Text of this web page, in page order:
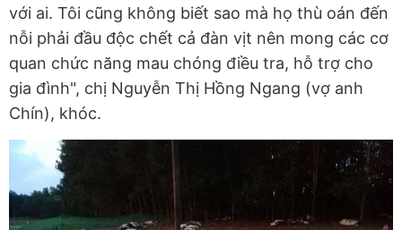
với ai. Tôi cũng không biết sao mà họ thù oán đến
nỗi phải đầu độc chết cả đàn vịt nên mong các cơ
quan chức năng mau chóng điều tra, hỗ trợ cho
gia đình", chị Nguyễn Thị Hồng Ngang (vợ anh
Chín), khóc.